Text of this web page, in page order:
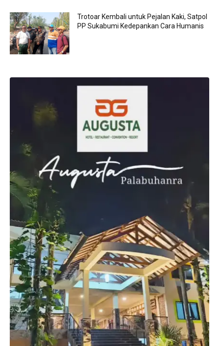
Trotoar Kembali untuk Pejalan Kaki, Satpol
PP Sukabumi Kedepankan Cara Humanis